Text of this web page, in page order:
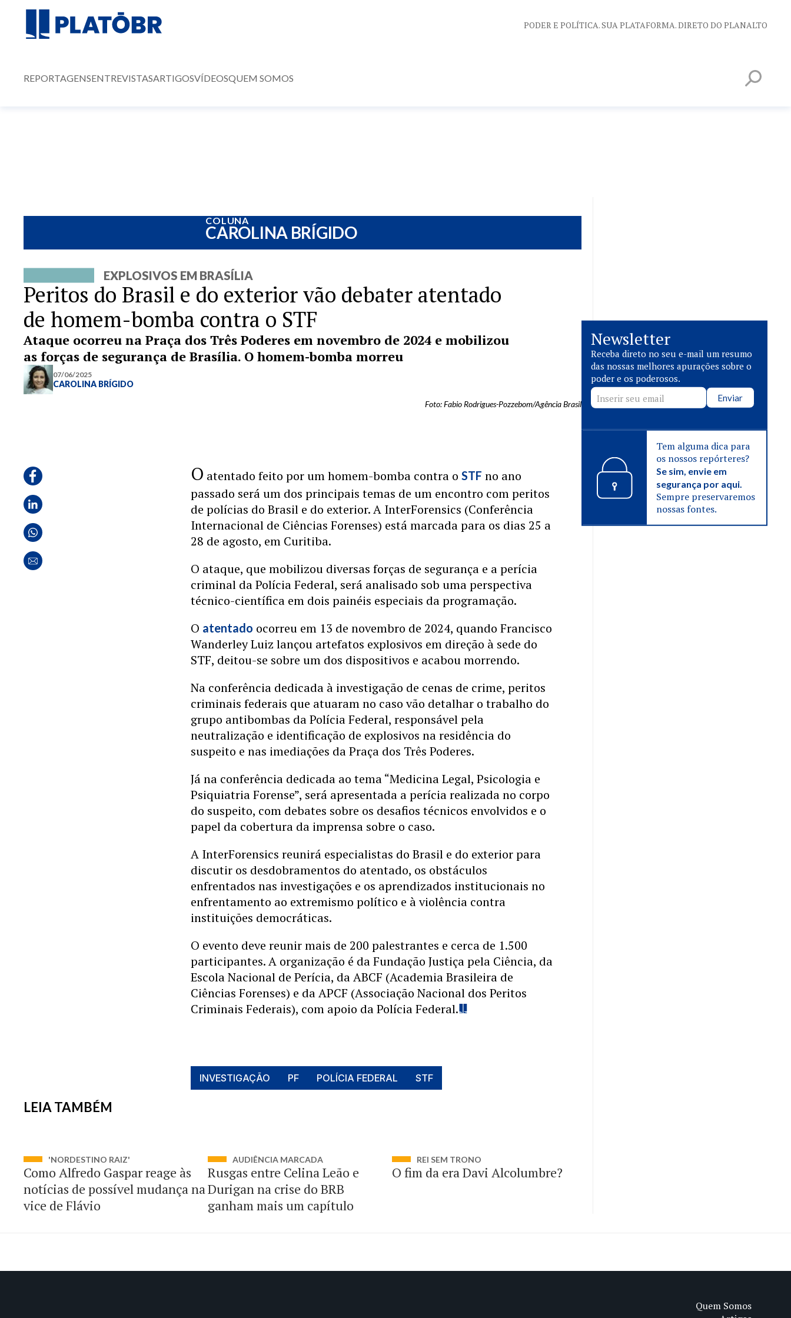
PODER E POLÍTICA. SUA PLATAFORMA. DIRETO DO PLANALTO
REPORTAGENSENTREVISTASARTIGOSVÍDEOSQUEM SOMOS
COLUNA
CAROLINA BRÍGIDO
EXPLOSIVOS EM BRASÍLIA
Peritos do Brasil e do exterior vão debater atentado
de homem-bomba contra o STF
Ataque ocorreu na Praça dos Três Poderes em novembro de 2024 e mobilizou
as forças de segurança de Brasília. O homem-bomba morreu
07/06/2025
CAROLINA BRÍGIDO
Foto: Fabio Rodrigues-Pozzebom/Agência Brasil
O atentado feito por um homem-bomba contra oSTF no ano
passado será um dos principais temas de um encontro com peritos
de polícias do Brasil e do exterior. A InterForensics (Conferência
Internacional de Ciências Forenses) está marcada para os dias 25 a
28 de agosto, em Curitiba.
O ataque, que mobilizou diversas forças de segurança e a perícia
criminal da Polícia Federal, será analisado sob uma perspectiva
técnico-científica em dois painéis especiais da programação.
O atentado ocorreu em 13 de novembro de 2024, quando Francisco
Wanderley Luiz lançou artefatos explosivos em direção à sede do
STF, deitou-se sobre um dos dispositivos e acabou morrendo.
Na conferência dedicada à investigação de cenas de crime, peritos
criminais federais que atuaram no caso vão detalhar o trabalho do
grupo antibombas da Polícia Federal, responsável pela
neutralização e identificação de explosivos na residência do
suspeito e nas imediações da Praça dos Três Poderes.
Já na conferência dedicada ao tema “Medicina Legal, Psicologia e
Psiquiatria Forense”, será apresentada a perícia realizada no corpo
do suspeito, com debates sobre os desafios técnicos envolvidos e o
papel da cobertura da imprensa sobre o caso.
A InterForensics reunirá especialistas do Brasil e do exterior para
discutir os desdobramentos do atentado, os obstáculos
enfrentados nas investigações e os aprendizados institucionais no
enfrentamento ao extremismo político e à violência contra
instituições democráticas.
O evento deve reunir mais de 200 palestrantes e cerca de 1.500
participantes. A organização é da Fundação Justiça pela Ciência, da
Escola Nacional de Perícia, da ABCF (Academia Brasileira de
Ciências Forenses) e da APCF (Associação Nacional dos Peritos
Criminais Federais), com apoio da Polícia Federal.
INVESTIGAÇÃO PF POLÍCIA FEDERAL STF
LEIA TAMBÉM
'NORDESTINO RAIZ'
Como Alfredo Gaspar reage às
notícias de possível mudança na
vice de Flávio
AUDIÊNCIA MARCADA
Rusgas entre Celina Leão e
Durigan na crise do BRB
ganham mais um capítulo
REI SEM TRONO
O fim da era Davi Alcolumbre?
Newsletter
Receba direto no seu e-mail um resumo
das nossas melhores apurações sobre o
poder e os poderosos.
Enviar
Tem alguma dica para
os nossos repórteres?
Se sim, envie em
segurança por aqui.
Sempre preservaremos
nossas fontes.
Quem Somos